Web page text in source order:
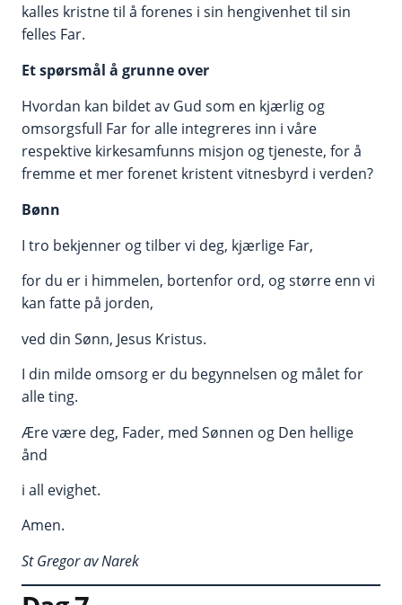
kalles kristne til å forenes i sin hengivenhet til sin
felles Far.
Et spørsmål å grunne over
Hvordan kan bildet av Gud som en kjærlig og
omsorgsfull Far for alle integreres inn i våre
respektive kirkesamfunns misjon og tjeneste, for å
fremme et mer forenet kristent vitnesbyrd i verden?
Bønn
I tro bekjenner og tilber vi deg, kjærlige Far,
for du er i himmelen, bortenfor ord, og større enn vi
kan fatte på jorden,
ved din Sønn, Jesus Kristus.
I din milde omsorg er du begynnelsen og målet for
alle ting.
Ære være deg, Fader, med Sønnen og Den hellige
ånd
i all evighet.
Amen.
St Gregor av Narek